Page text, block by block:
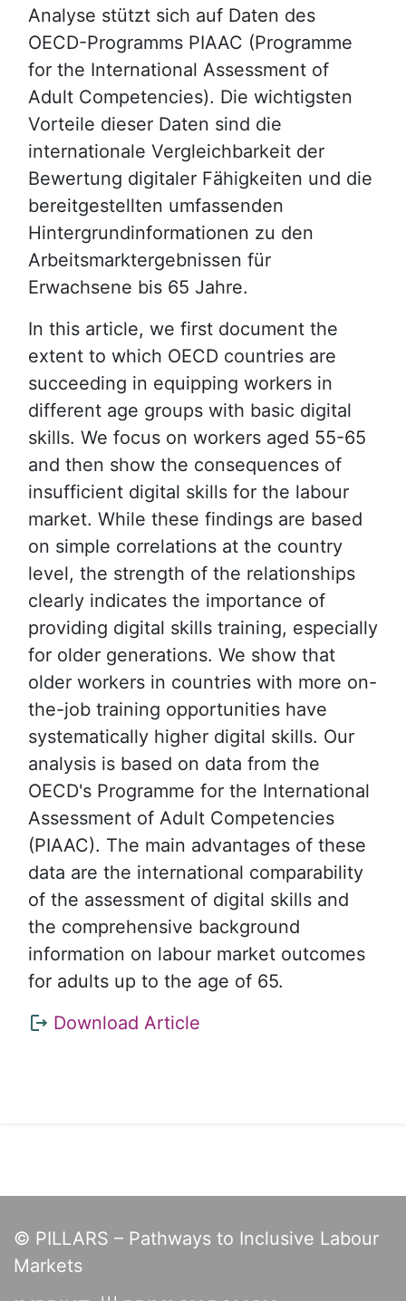
Analyse stützt sich auf Daten des
OECD-Programms PIAAC (Programme
for the International Assessment of
Adult Competencies). Die wichtigsten
Vorteile dieser Daten sind die
internationale Vergleichbarkeit der
Bewertung digitaler Fähigkeiten und die
bereitgestellten umfassenden
Hintergrundinformationen zu den
Arbeitsmarktergebnissen für
Erwachsene bis 65 Jahre.
In this article, we first document the
extent to which OECD countries are
succeeding in equipping workers in
different age groups with basic digital
skills. We focus on workers aged 55-65
and then show the consequences of
insufficient digital skills for the labour
market. While these findings are based
on simple correlations at the country
level, the strength of the relationships
clearly indicates the importance of
providing digital skills training, especially
for older generations. We show that
older workers in countries with more on-
the-job training opportunities have
systematically higher digital skills. Our
analysis is based on data from the
OECD's Programme for the International
Assessment of Adult Competencies
(PIAAC). The main advantages of these
data are the international comparability
of the assessment of digital skills and
the comprehensive background
information on labour market outcomes
for adults up to the age of 65.
LinksDownload Article
© PILLARS – Pathways to Inclusive Labour
Markets